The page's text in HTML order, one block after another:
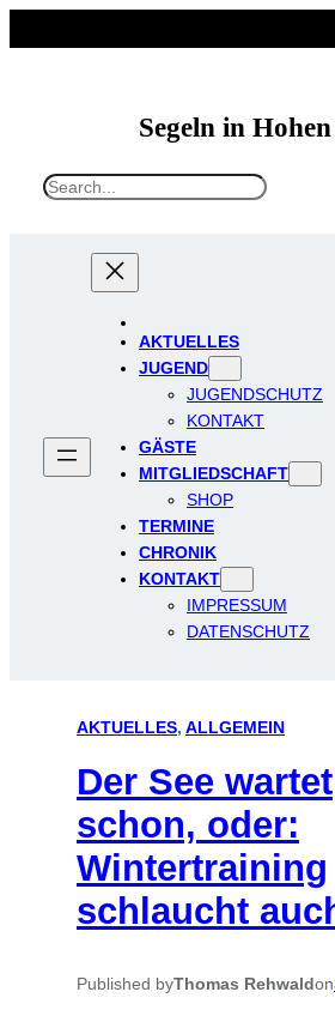
Segeln in
S
AKTUELLES
JUGEND
JUGENDSCHUTZ
KONTAKT
GÄSTE
MITGLIEDSCHAFT
SHOP
TERMINE
CHRONIK
KONTAKT
IMPRESSUM
DATENSCHUTZ
AKTUELLES, ALLGEMEIN
Der See wartet
schon, oder:
Wintertraining
schlaucht
Published byThomas Rehwaldon